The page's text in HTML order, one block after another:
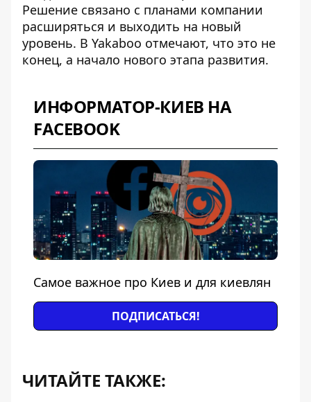
Решение связано с планами компании
расширяться и выходить на новый
уровень. В Yakaboo отмечают, что это не
конец, а начало нового этапа развития.
ИНФОРМАТОР-КИЕВ НА
FACEBOOK
Самое важное про Киев и для киевлян
ПОДПИСАТЬСЯ!
ЧИТАЙТЕ ТАКЖЕ: